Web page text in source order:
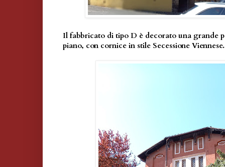
Il fabbricato di tipo D è decorato una grande
piano, con cornice in stile Secessione Viennese.